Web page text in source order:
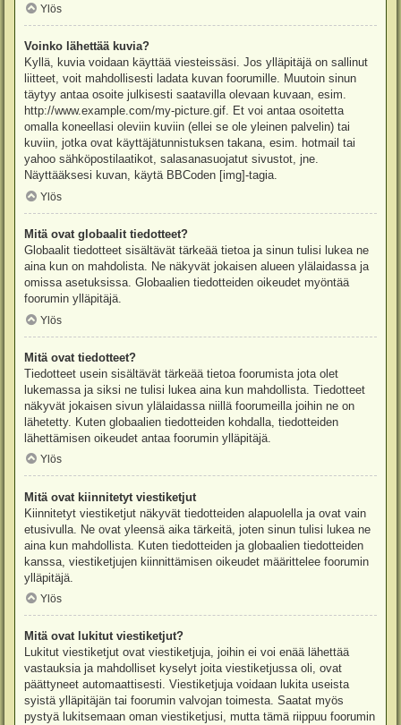
Ylös
Voinko lähettää kuvia?
Kyllä, kuvia voidaan käyttää viesteissäsi. Jos ylläpitäjä on sallinut
liitteet, voit mahdollisesti ladata kuvan foorumille. Muutoin sinun
täytyy antaa osoite julkisesti saatavilla olevaan kuvaan, esim.
http://www.example.com/my-picture.gif. Et voi antaa osoitetta
omalla koneellasi oleviin kuviin (ellei se ole yleinen palvelin) tai
kuviin, jotka ovat käyttäjätunnistuksen takana, esim. hotmail tai
yahoo sähköpostilaatikot, salasanasuojatut sivustot, jne.
Näyttääksesi kuvan, käytä BBCoden [img]-tagia.
Ylös
Mitä ovat globaalit tiedotteet?
Globaalit tiedotteet sisältävät tärkeää tietoa ja sinun tulisi lukea ne
aina kun on mahdolista. Ne näkyvät jokaisen alueen ylälaidassa ja
omissa asetuksissa. Globaalien tiedotteiden oikeudet myöntää
foorumin ylläpitäjä.
Ylös
Mitä ovat tiedotteet?
Tiedotteet usein sisältävät tärkeää tietoa foorumista jota olet
lukemassa ja siksi ne tulisi lukea aina kun mahdollista. Tiedotteet
näkyvät jokaisen sivun ylälaidassa niillä foorumeilla joihin ne on
lähetetty. Kuten globaalien tiedotteiden kohdalla, tiedotteiden
lähettämisen oikeudet antaa foorumin ylläpitäjä.
Ylös
Mitä ovat kiinnitetyt viestiketjut
Kiinnitetyt viestiketjut näkyvät tiedotteiden alapuolella ja ovat vain
etusivulla. Ne ovat yleensä aika tärkeitä, joten sinun tulisi lukea ne
aina kun mahdollista. Kuten tiedotteiden ja globaalien tiedotteiden
kanssa, viestiketjujen kiinnittämisen oikeudet määrittelee foorumin
ylläpitäjä.
Ylös
Mitä ovat lukitut viestiketjut?
Lukitut viestiketjut ovat viestiketjuja, joihin ei voi enää lähettää
vastauksia ja mahdolliset kyselyt joita viestiketjussa oli, ovat
päättyneet automaattisesti. Viestiketjuja voidaan lukita useista
syistä ylläpitäjän tai foorumin valvojan toimesta. Saatat myös
pystyä lukitsemaan oman viestiketjusi, mutta tämä riippuu foorumin